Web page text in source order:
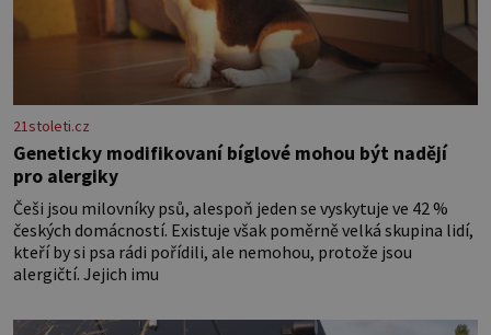
21stoleti.cz
Geneticky modifikovaní bíglové mohou být nadějí
pro alergiky
Češi jsou milovníky psů, alespoň jeden se vyskytuje ve 42 %
českých domácností. Existuje však poměrně velká skupina lidí,
kteří by si psa rádi pořídili, ale nemohou, protože jsou
alergičtí. Jejich imu